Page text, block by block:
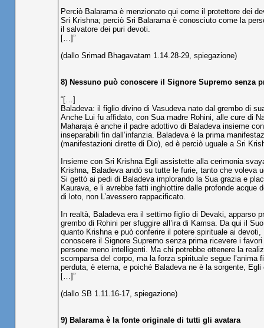
Perciò Balarama è menzionato qui come il protettore dei
Sri Krishna; perciò Sri Balarama è conosciuto come la
il salvatore dei puri devoti.
[…]”
(dallo Srimad Bhagavatam 1.14.28-29, spiegazione)
8) Nessuno può conoscere il Signore Supremo senza
“[…]
Baladeva: il figlio divino di Vasudeva nato dal grembo di
Anche Lui fu affidato, con Sua madre Rohini, alle cure di
Maharaja è anche il padre adottivo di Baladeva insieme
inseparabili fin dall’infanzia. Baladeva è la prima
(manifestazioni dirette di Dio), ed è perciò uguale a Sri
Insieme con Sri Krishna Egli assistette alla cerimonia
Krishna, Baladeva andò su tutte le furie, tanto che voleva
Si gettò ai pedi di Baladeva implorando la Sua grazia e
Kaurava, e li avrebbe fatti inghiottire dalle profonde
di loto, non L’avessero rappacificato.
In realtà, Baladeva era il settimo figlio di Devaki, apparso
grembo di Rohini per sfuggire all’ira di Kamsa. Da qui il
quanto Krishna e può conferire il potere spirituale ai
conoscere il Signore Supremo senza prima ricevere i
persone meno intelligenti. Ma chi potrebbe ottenere la
scomparsa del corpo, ma la forza spirituale segue
perduta, è eterna, e poiché Baladeva ne è la sorgente,
[…]”
(dallo SB 1.11.16-17, spiegazione)
9) Balarama è la fonte originale di tutti gli avatara